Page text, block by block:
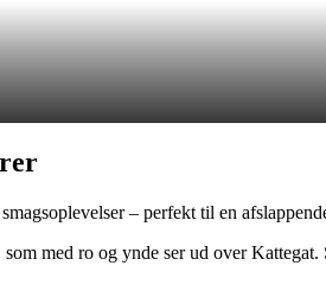
– perfekt til en
med ro og ynde ser ud over